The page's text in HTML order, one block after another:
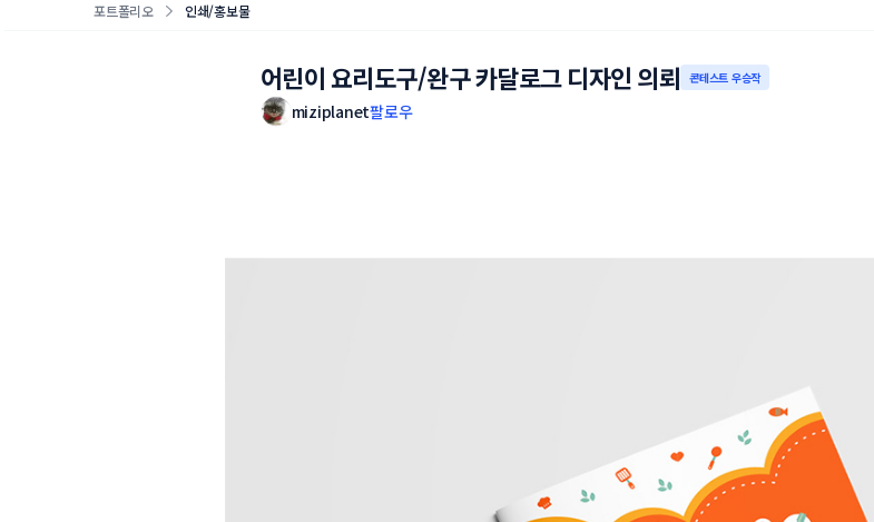
포트폴리오 인쇄/홍보물
어린이 요리도구/완구 카달로그 디자인 의뢰 콘테스트 우승작
miziplanet팔로우